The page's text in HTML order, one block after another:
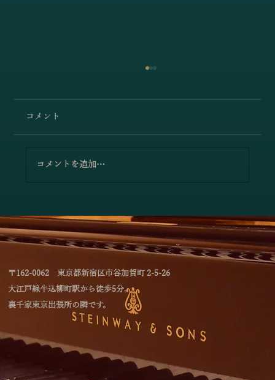
ー」
コメント
コメントを追加…
〒162-0062 東京都新宿区市谷加賀町 2-5-26
大江戸線牛込柳町駅から徒歩5分。
裏千家東京出張所の隣です。